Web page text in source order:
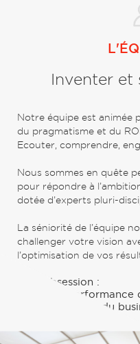
Inventer et
Notre équipe est animée
du pragmatisme et du
Ecouter, comprendre,
Nous sommes en quête
pour répondre à
dotée d’experts pluri-
La séniorité de l’équipe
challenger votre vision
l’optimisation de vos
Leur obsession :
Conjuger performance
développement du